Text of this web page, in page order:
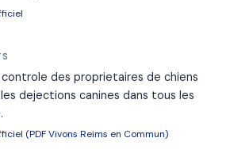
des proprietaires de chiens
dejections canines dans tous les
(PDF Vivons Reims en Commun)